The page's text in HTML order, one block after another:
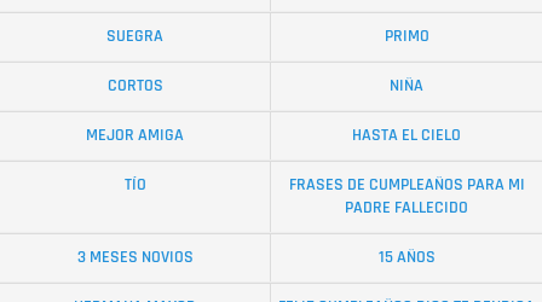
SUEGRA PRIMO
CORTOS NIÑA
MEJOR AMIGA HASTA EL CIELO
TÍO
FRASES DE CUMPLEAÑOS PARA MI
PADRE FALLECIDO
3 MESES NOVIOS 15 AÑOS